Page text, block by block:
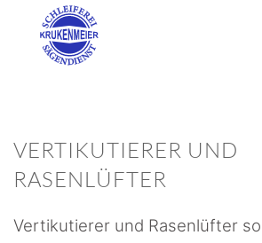
VERTIKUTIERER UND
RASENLÜFTER
Vertikutierer und Rasenlüfter